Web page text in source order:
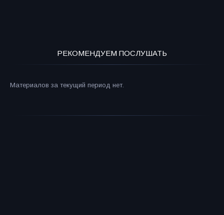
РЕКОМЕНДУЕМ ПОСЛУШАТЬ
Материалов за текущий период нет.